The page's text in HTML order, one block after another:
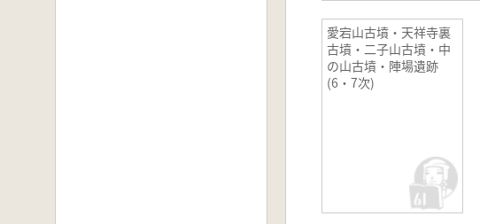
愛宕山古墳・天祥寺裏
古墳・二子山古墳・中
の山古墳・陣場遺跡
(6・7次)